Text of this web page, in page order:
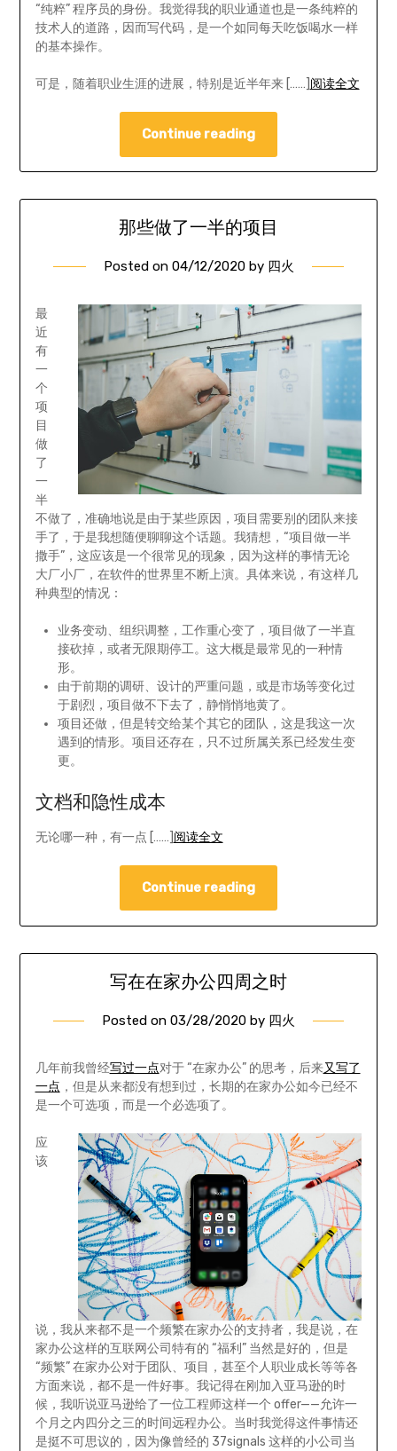
“纯粹” 程序员的身份。我觉得我的职业通道也是一条纯粹的
技术人的道路，因而写代码，是一个如同每天吃饭喝水一样
的基本操作。
可是，随着职业生涯的进展，特别是近半年来 [……] 阅读全文
Continue reading
那些做了一半的项目
Posted on 04/12/2020by 四火
最
近
有
一
个
项
目
做
了
一
半
不做了，准确地说是由于某些原因，项目需要别的团队来接
手了，于是我想随便聊聊这个话题。我猜想，“项目做一半
撒手”，这应该是一个很常见的现象，因为这样的事情无论
大厂小厂，在软件的世界里不断上演。具体来说，有这样几
种典型的情况：
业务变动、组织调整，工作重心变了，项目做了一半直
接砍掉，或者无限期停工。这大概是最常见的一种情
形。
由于前期的调研、设计的严重问题，或是市场等变化过
于剧烈，项目做不下去了，静悄悄地黄了。
项目还做，但是转交给某个其它的团队，这是我这一次
遇到的情形。项目还存在，只不过所属关系已经发生变
更。
文档和隐性成本
无论哪一种，有一点 [……] 阅读全文
Continue reading
写在在家办公四周之时
Posted on 03/28/2020 by 四火
几年前我曾经写过一点对于 “在家办公” 的思考，后来又写了
一点 ，但是从来都没有想到过，长期的在家办公如今已经不
是一个可选项，而是一个必选项了。
应
该
说，我从来都不是一个频繁在家办公的支持者，我是说，在
家办公这样的互联网公司特有的 “福利” 当然是好的，但是
“频繁” 在家办公对于团队、项目，甚至个人职业成长等等各
方面来说，都不是一件好事。我记得在刚加入亚马逊的时
候，我听说亚马逊给了一位工程师这样一个 offer——允许一
个月之内四分之三的时间远程办公。当时我觉得这件事情还
是挺不可思议的，因为像曾经的 37signals 这样的小公司当